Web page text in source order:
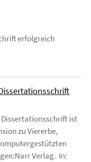
erfolgreich
Dissertationsschrift ist
zu Viererbe,
Verlag. In: